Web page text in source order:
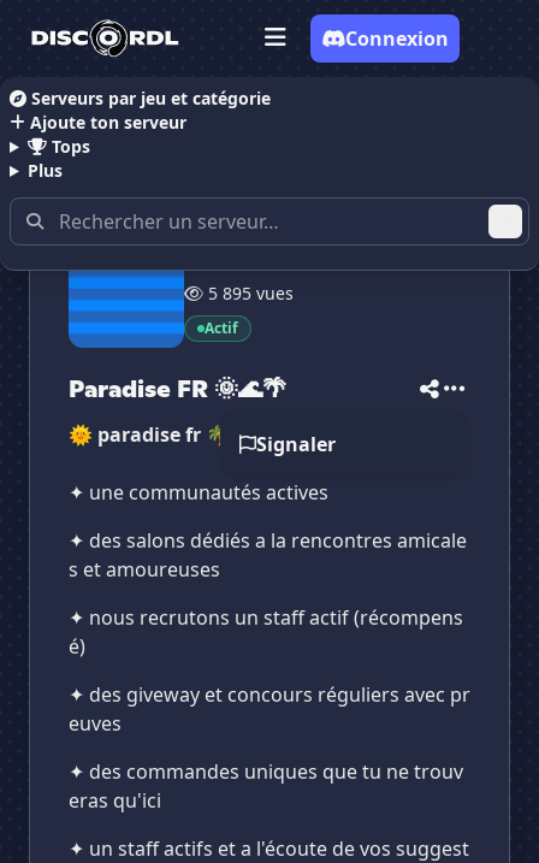
Serveurs par jeu et catégorie
Ajoute ton serveur
Tops
Plus
Connexion
Accueil Serveurs Discord Rencontre
5 895 vues
Actif
Paradise FR 🌞🌊🌴
Signaler
🌞 paradise fr 🌴
✦ une communautés actives
✦ des salons dédiés a la rencontres amicale
s et amoureuses
✦ nous recrutons un staff actif (récompens
é)
✦ des giveway et concours réguliers avec pr
euves
✦ des commandes uniques que tu ne trouv
eras qu'ici
✦ un staff actifs et a l'écoute de vos suggest
Vote pourParadise FR 🌞🌊🌴
✕
Paradise FR 🌞🌊🌴
✕
Es-tu sûr de vouloir supprimer ton avis de ce
serveur ?
Supprimer
✕
Paradise FR 🌞🌊🌴